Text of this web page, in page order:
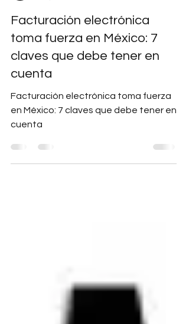
Producto ecollect
9 sept 2025
3 min de lectura
Facturación electrónica
toma fuerza en México: 7
cuenta
Facturación electrónica toma fuerza